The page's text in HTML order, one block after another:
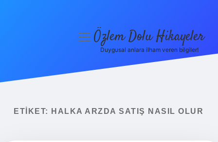
Yasal Uyarı
menüyüÖzlem Dolu Hikayeler
Duygusal anlara ilham veren bilgiler!
ETIKET: HALKA ARZDA SATIŞ NASIL OLUR